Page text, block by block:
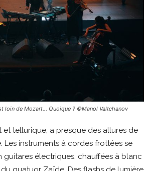
loin de Mozart… Quoique ? ©Manol Valtchanov
et tellurique, a presque des allures de
Les instruments à cordes frottées se
guitares électriques, chauffées à blanc